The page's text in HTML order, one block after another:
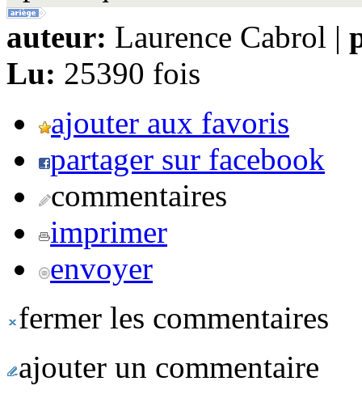
auteur: Laurence Cabrol |
Lu: 25390 fois
ajouter aux favoris
partager sur facebook
commentaires
imprimer
envoyer
fermer les commentaires
ajouter un commentaire